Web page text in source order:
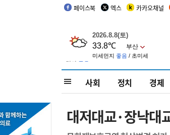
페이스북 엑스 카카오채널
사회 정치 경제
대저대교·장낙대